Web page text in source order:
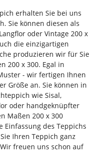
erhalten Sie bei uns
Sie können diesen als
oder Vintage 200 x
die einzigartigen
produzieren wir für Sie
200 x 300. Egal in
- wir fertigen Ihnen
Größe an. Sie können in
wie Sisal,
oder handgeknüpfter
Maßen 200 x 300
Einfassung des Teppichs
Ihren Teppich ganz
freuen uns schon auf